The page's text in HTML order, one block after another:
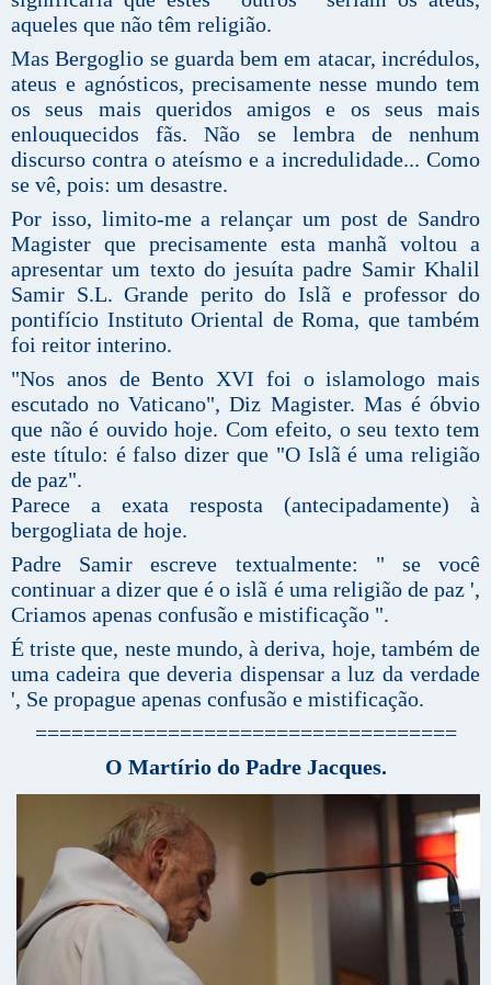
aqueles que não têm religião.
Mas Bergoglio se guarda bem em atacar, incrédulos,
ateus e agnósticos, precisamente nesse mundo tem
os seus mais queridos amigos e os seus mais
enlouquecidos fãs. Não se lembra de nenhum
discurso contra o ateísmo e a incredulidade... Como
se vê, pois: um desastre.
Por isso, limito-me a relançar um post de Sandro
Magister que precisamente esta manhã voltou a
apresentar um texto do jesuíta padre Samir Khalil
Samir S.L. Grande perito do Islã e professor do
pontifício Instituto Oriental de Roma, que também
foi reitor interino.
"Nos anos de Bento XVI foi o islamologo mais
escutado no Vaticano", Diz Magister. Mas é óbvio
que não é ouvido hoje. Com efeito, o seu texto tem
este título: é falso dizer que "O Islã é uma religião
de paz".
Parece a exata resposta (antecipadamente) à
bergogliata de hoje.
Padre Samir escreve textualmente: " se você
continuar a dizer que é o islã é uma religião de paz ',
Criamos apenas confusão e mistificação ".
É triste que, neste mundo, à deriva, hoje, também de
uma cadeira que deveria dispensar a luz da verdade
', Se propague apenas confusão e mistificação.
===================================
O Martírio do Padre Jacques.